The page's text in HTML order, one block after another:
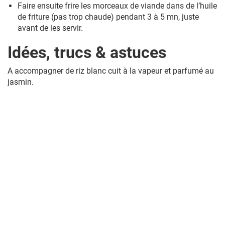
Faire ensuite frire les morceaux de viande dans de l’huile
de friture (pas trop chaude) pendant 3 à 5 mn, juste
avant de les servir.
Idées, trucs & astuces
A accompagner de riz blanc cuit à la vapeur et parfumé au
jasmin.